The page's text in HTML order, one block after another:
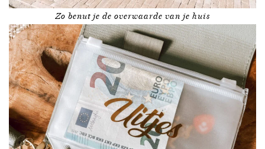
Zo benut je de overwaarde van je huis